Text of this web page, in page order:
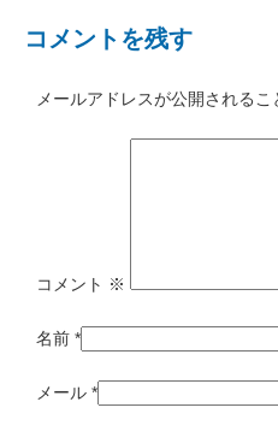
コメントを残す
メールアドレスが公開されるこ
コメント ※
名前 *
メール *